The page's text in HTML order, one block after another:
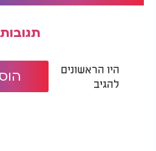
תגובות
היו הראשונים
להגיב